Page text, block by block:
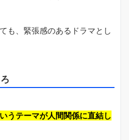
も、緊張感のあるドラマとし
うテーマが人間関係に直結し